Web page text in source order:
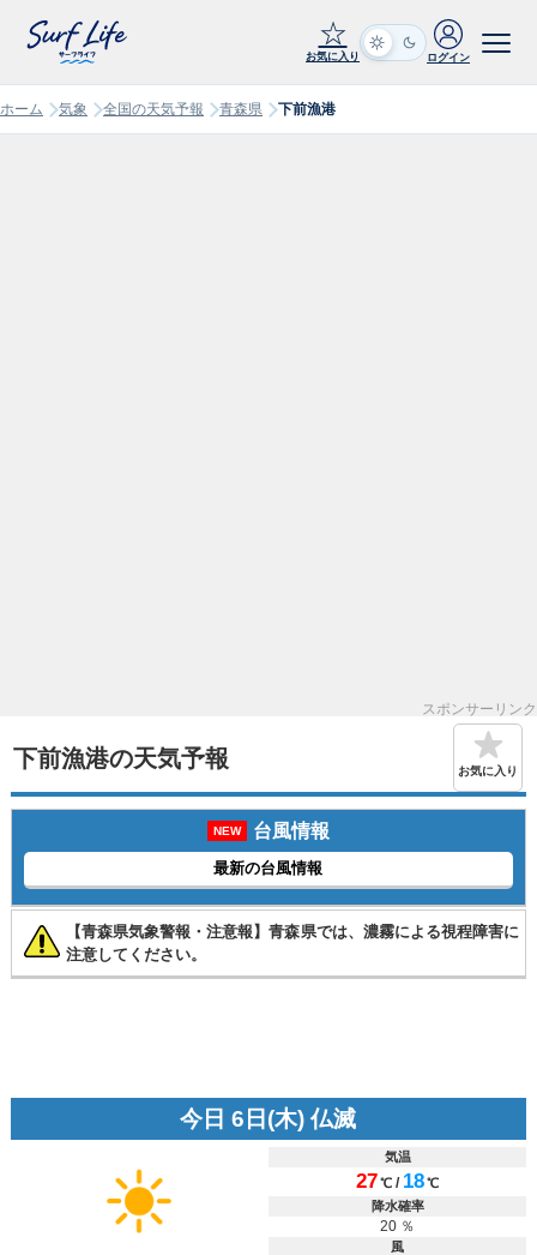
☆
お気に入り ログイン
ホーム 気象 全国の天気予報 青森県 下前漁港
スポンサーリンク
下前漁港の天気予報 お気に入り
NEW 台風情報
最新の台風情報
【青森県気象警報・注意報】青森県では、濃霧による視程障害に
注意してください。
今日 6日(木) 仏滅
気温
27℃ / 18℃
降水確率
20 ％
風